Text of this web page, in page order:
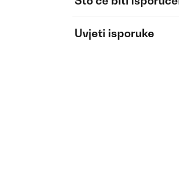
Uvjeti isporuke